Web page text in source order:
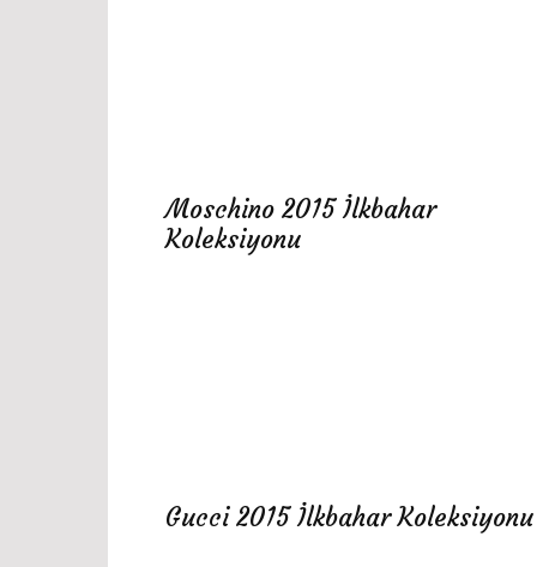
Moschino 2015 İlkbahar
Koleksiyonu
Gucci 2015 İlkbahar Koleksiyonu